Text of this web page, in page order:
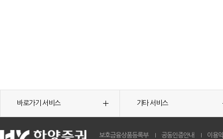
바로가기 서비스 기타 서비스
보호금융상품등록부 공동인증안내 이용